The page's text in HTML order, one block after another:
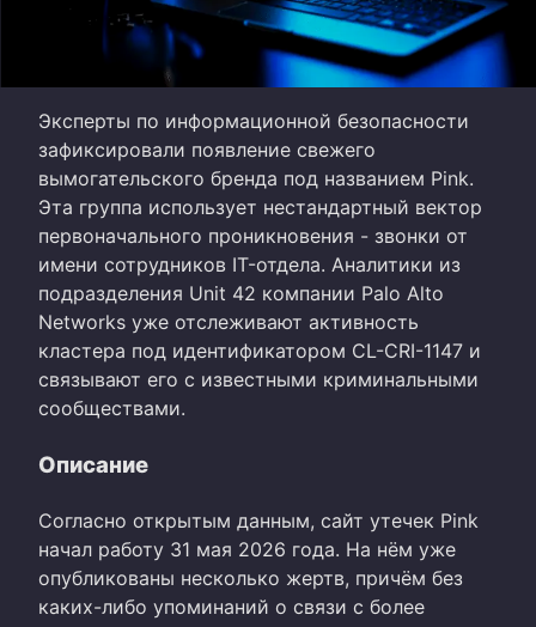
Эксперты по информационной безопасности
зафиксировали появление свежего
вымогательского бренда под названием Pink.
Эта группа использует нестандартный вектор
первоначального проникновения - звонки от
имени сотрудников IT-отдела. Аналитики из
подразделения Unit 42 компании Palo Alto
Networks уже отслеживают активность
кластера под идентификатором CL-CRI-1147 и
связывают его с известными криминальными
сообществами.
Описание
Согласно открытым данным, сайт утечек Pink
начал работу 31 мая 2026 года. На нём уже
опубликованы несколько жертв, причём без
каких-либо упоминаний о связи с более